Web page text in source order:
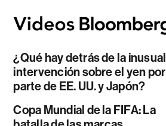
¿Qué hay detrás de la inusual
intervención sobre el yen por
parte de EE. UU. y Japón?
Copa Mundial de la FIFA: La